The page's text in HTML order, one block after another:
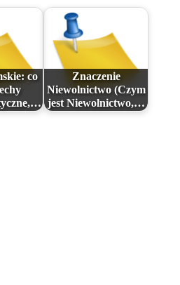
co
Znaczenie
Niewolnictwo (Czym
jest Niewolnictwo,…